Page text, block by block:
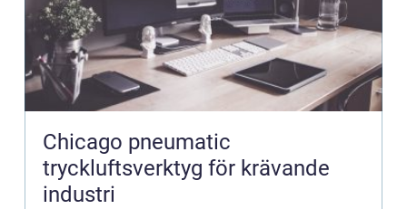
Chicago pneumatic
tryckluftsverktyg för krävande
industri